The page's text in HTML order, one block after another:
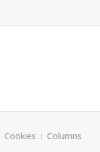
Cookies
Columns